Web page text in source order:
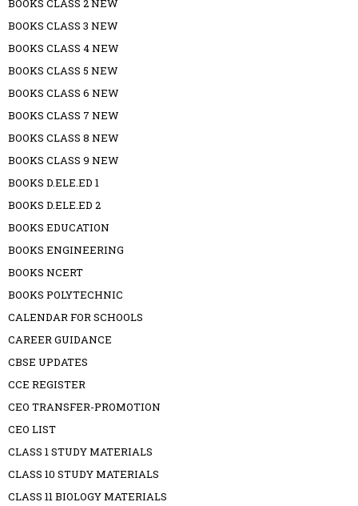
BOOKS CLASS 2 NEW
BOOKS CLASS 3 NEW
BOOKS CLASS 4 NEW
BOOKS CLASS 5 NEW
BOOKS CLASS 6 NEW
BOOKS CLASS 7 NEW
BOOKS CLASS 8 NEW
BOOKS CLASS 9 NEW
BOOKS D.ELE.ED 1
BOOKS D.ELE.ED 2
BOOKS EDUCATION
BOOKS ENGINEERING
BOOKS NCERT
BOOKS POLYTECHNIC
CALENDAR FOR SCHOOLS
CAREER GUIDANCE
CBSE UPDATES
CCE REGISTER
CEO TRANSFER-PROMOTION
CEO LIST
CLASS 1 STUDY MATERIALS
CLASS 10 STUDY MATERIALS
CLASS 11 BIOLOGY MATERIALS